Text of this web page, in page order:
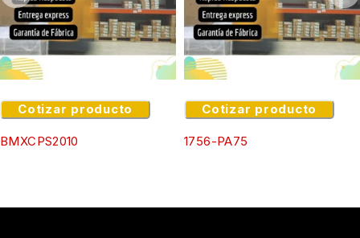
Cotizar producto
BMXCPS2010
Cotizar producto
1756-PA75